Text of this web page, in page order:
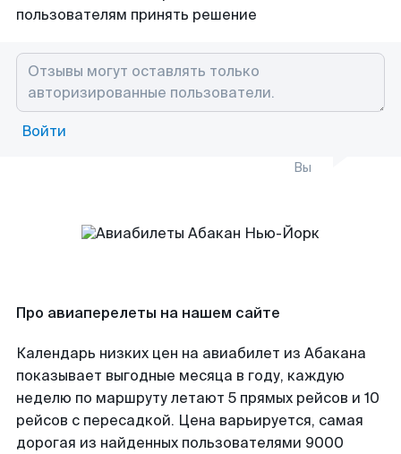
пользователям принять решение
Войти
Вы
Про авиаперелеты на нашем сайте
Календарь низких цен на авиабилет из Абакана
показывает выгодные месяца в году, каждую
неделю по маршруту летают 5 прямых рейсов и 10
рейсов с пересадкой. Цена варьируется, самая
дорогая из найденных пользователями 9000